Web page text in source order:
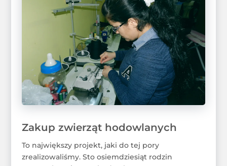
Zakup zwierząt hodowlanych
To największy projekt, jaki do tej pory
zrealizowaliśmy. Sto osiemdziesiąt rodzin